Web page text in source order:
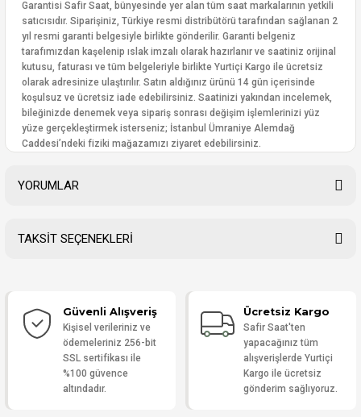
Garantisi Safir Saat, bünyesinde yer alan tüm saat markalarının yetkili
satıcısıdır. Siparişiniz, Türkiye resmi distribütörü tarafından sağlanan 2
yıl resmi garanti belgesiyle birlikte gönderilir. Garanti belgeniz
tarafımızdan kaşelenip ıslak imzalı olarak hazırlanır ve saatiniz orijinal
kutusu, faturası ve tüm belgeleriyle birlikte Yurtiçi Kargo ile ücretsiz
olarak adresinize ulaştırılır. Satın aldığınız ürünü 14 gün içerisinde
koşulsuz ve ücretsiz iade edebilirsiniz. Saatinizi yakından incelemek,
bileğinizde denemek veya sipariş sonrası değişim işlemlerinizi yüz
yüze gerçekleştirmek isterseniz; İstanbul Ümraniye Alemdağ
Caddesi’ndeki fiziki mağazamızı ziyaret edebilirsiniz.
YORUMLAR
Yorum Yaz
TAKSİT SEÇENEKLERİ
Güvenli Alışveriş
Kişisel verileriniz ve
ödemeleriniz 256-bit
SSL sertifikası ile
%100 güvence
altındadır.
Ücretsiz Kargo
Safir Saat'ten
yapacağınız tüm
alışverişlerde Yurtiçi
Kargo ile ücretsiz
gönderim sağlıyoruz.